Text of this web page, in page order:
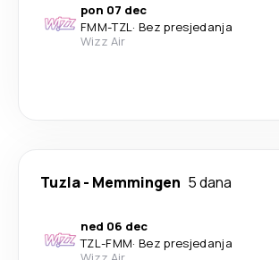
pon 07 dec
FMM-TZL· Bez presjedanja
Wizz Air
Tuzla- Memmingen 5 dana
ned 06 dec
TZL-FMM· Bez presjedanja